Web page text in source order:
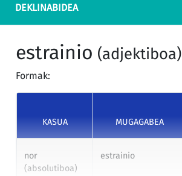
DEKLINABIDEA
estrainio (adjektiboa)
Formak:
KASUA MUGAGABEA
nor
(absolutiboa)
estrainio